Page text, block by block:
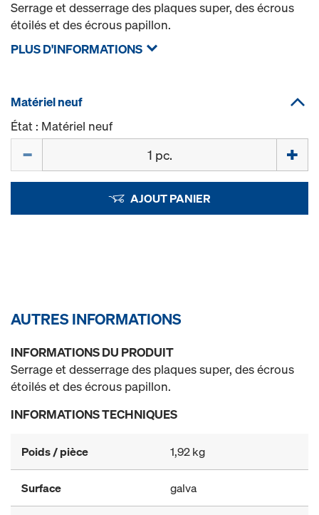
Serrage et desserrage des plaques super, des écrous
étoilés et des écrous papillon.
PLUS D'INFORMATIONS
Matériel neuf
État : Matériel neuf
AJOUT PANIER
AUTRES INFORMATIONS
INFORMATIONS DU PRODUIT
Serrage et desserrage des plaques super, des écrous
étoilés et des écrous papillon.
INFORMATIONS TECHNIQUES
Poids / pièce 1,92 kg
Surface galva